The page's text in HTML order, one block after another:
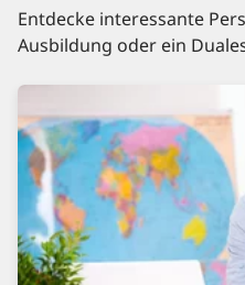
Entdecke interessante
Ausbildung oder ein